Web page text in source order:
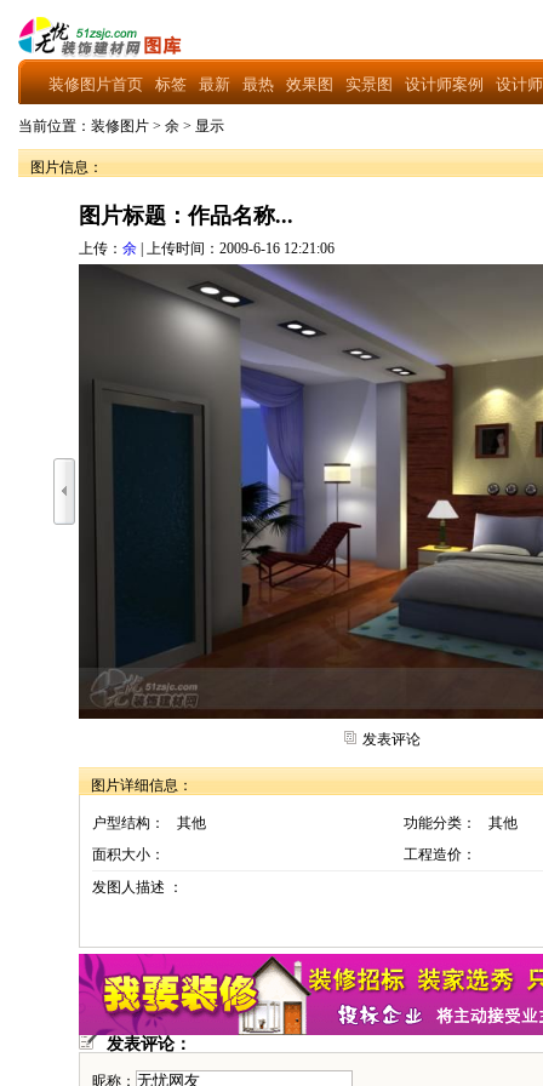
装修图片首页 标签 最新 最热 效果图 实景图 设计师案例 设计
当前位置： 装修图片 > 余 > 显示
图片信息：
图片标题：作品名称...
上传： 余 | 上传时间：2009-6-16 12:21:06
发表评论
图片详细信息：
户型结构： 其他 功能分类：
其他
面积大小：
工程造价：
发图人描述 ：
发表评论：
昵称：